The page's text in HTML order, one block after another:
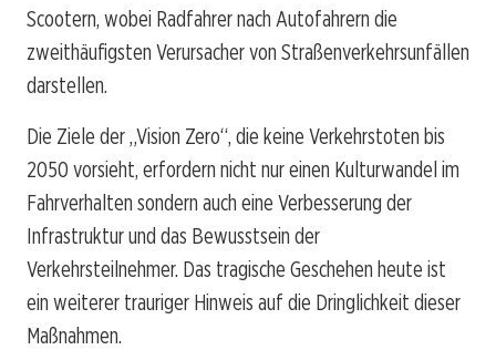
Scootern, wobei Radfahrer nach Autofahrern die
zweithäufigsten Verursacher von Straßenverkehrsunfällen
darstellen.
Die Ziele der „Vision Zero“, die keine Verkehrstoten bis
2050 vorsieht, erfordern nicht nur einen Kulturwandel im
Fahrverhalten sondern auch eine Verbesserung der
Infrastruktur und das Bewusstsein der
Verkehrsteilnehmer. Das tragische Geschehen heute ist
ein weiterer trauriger Hinweis auf die Dringlichkeit dieser
Maßnahmen.